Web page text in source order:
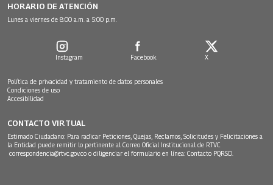
HORARIO DE ATENCIÓN
Lunes a viernes de 8:00 a.m. a 5:00 p.m.
Instagram Facebook X
Política de privacidad y tratamiento de datos personales
Condiciones de uso
Accesibilidad
CONTACTO VIRTUAL
Estimado Ciudadano: Para radicar Peticiones, Quejas, Reclamos, Solicitudes y Felicitaciones a
la Entidad puede remitir lo pertinente al Correo Oficial Institucional de RTVC
correspondencia@rtvc.gov.co o diligenciar el formulario en línea: Contacto PQRSD.